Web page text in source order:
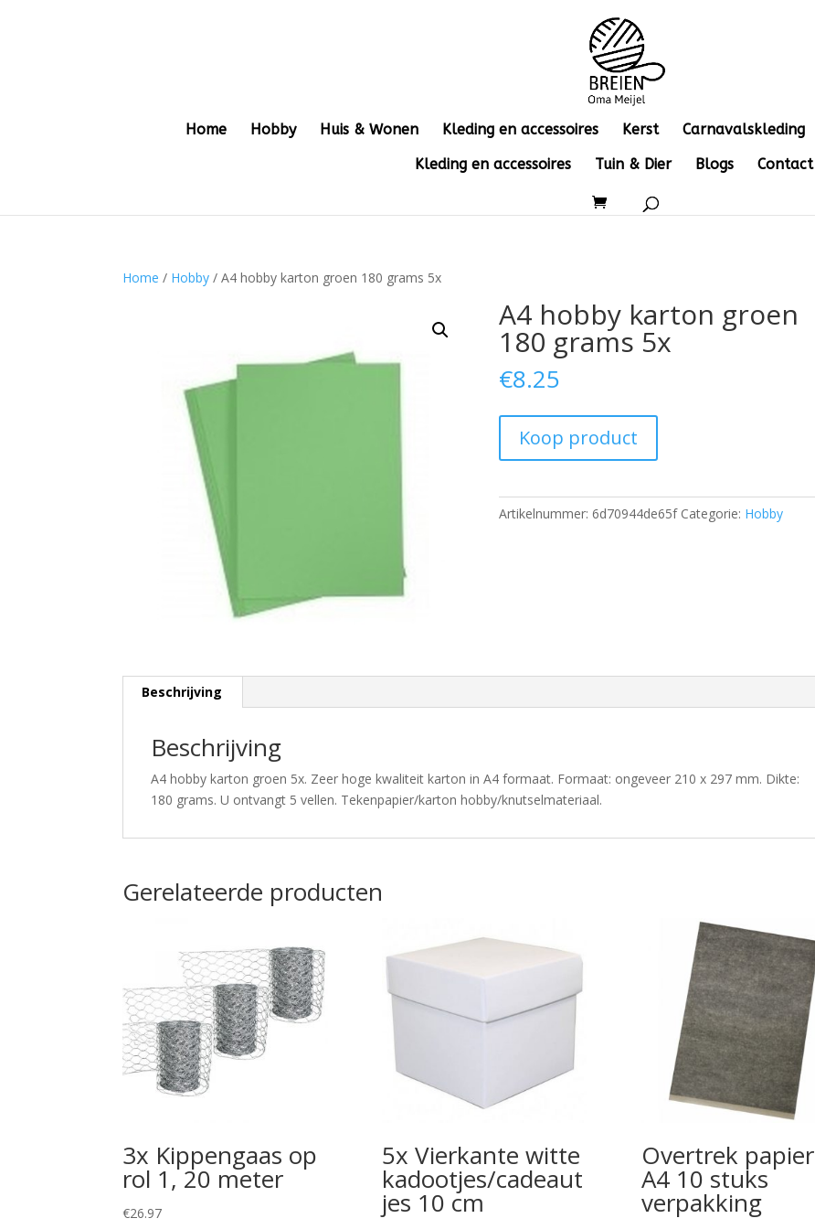
Home Hobby Huis & Wonen Kleding en accessoires Kerst Carnavalskleding
Kleding en accessoires
Tuin & Dier Blogs Contact
Home / Hobby / A4 hobby karton groen 180 grams 5x
A4 hobby karton groen
180 grams 5x
€8.25
Koop product
Artikelnummer:6d70944de65f Categorie: Hobby
Beschrijving
Beschrijving
A4 hobby karton groen 5x. Zeer hoge kwaliteit karton in A4 formaat. Formaat: ongeveer 210 x 297 mm. Dikte:
180 grams. U ontvangt 5 vellen. Tekenpapier/karton hobby/knutselmateriaal.
Gerelateerde producten
3x Kippengaas op
rol 1, 20 meter
€26.97
5x Vierkante witte
kadootjes/cadeaut
jes 10 cm
Overtrek papier
A4 10 stuks
verpakking